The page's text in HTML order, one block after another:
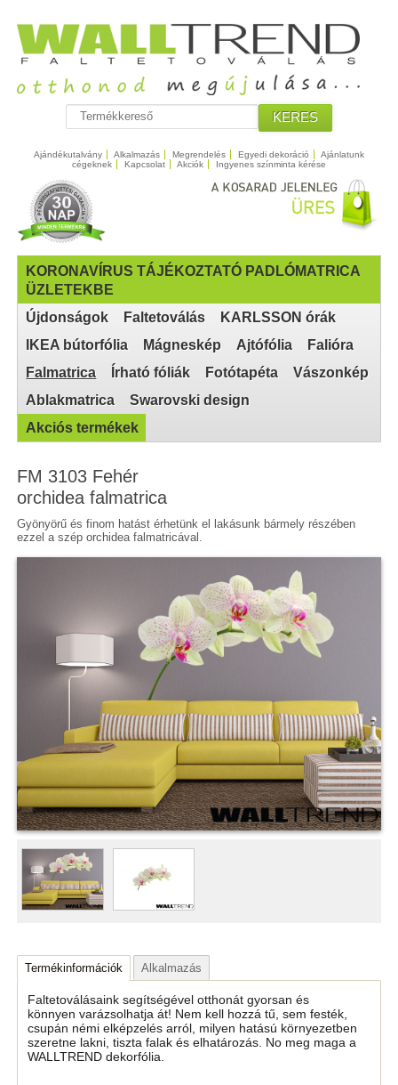
KERES
Ajándékutalvány Alkalmazás Megrendelés Egyedi dekoráció
Ajánlatunk
cégeknek
Kapcsolat Akciók Ingyenes színminta kérése
KORONAVÍRUS TÁJÉKOZTATÓ PADLÓMATRICA
ÜZLETEKBE
Újdonságok
Faltetoválás
KARLSSON órák
IKEA bútorfólia
Mágneskép Ajtófólia
Falióra
Falmatrica
Írható fóliák Fotótapéta
Vászonkép
Ablakmatrica
Swarovski design
Akciós termékek
FM 3103 Fehér
orchidea falmatrica
Gyönyörű és finom hatást érhetünk el lakásunk bármely részében
ezzel a szép orchidea falmatricával.
Termékinformációk Alkalmazás
Faltetoválásaink segítségével otthonát gyorsan és
könnyen varázsolhatja át! Nem kell hozzá tű, sem festék,
csupán némi elképzelés arról, milyen hatású környezetben
szeretne lakni, tiszta falak és elhatározás. No meg maga a
WALLTREND dekorfólia.